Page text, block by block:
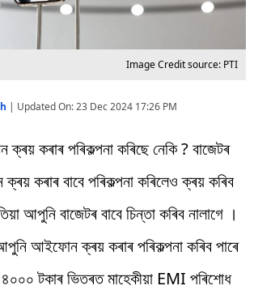
Image Credit source: PTI
| Updated On:23 Dec 2024 17:26 PM
কৰাৰ পৰিকল্পনা কৰিছে নেকি ? বাজেটৰ
কৰাৰ বাবে পৰিকল্পনা কৰিলেও ক্ৰয় কৰিব
আপুনি বাজেটৰ বাবে চিন্তা কৰিব নালাগে ।
আইফোন ক্ৰয় কৰাৰ পৰিকল্পনা কৰিব পাৰে
টকাৰ ভিতৰত মাহেকীয়া EMI পৰিশোধ